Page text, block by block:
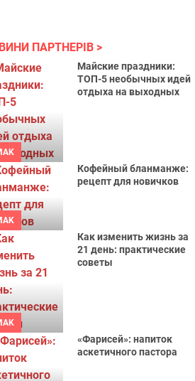
ПАРТНЕРІВ
Майские праздники:
ТОП-5 необычных идей
отдыха на выходных
Кофейный бланманже:
рецепт для новичков
Как изменить жизнь за
21 день: практические
советы
«Фарисей»: напиток
аскетичного пастора